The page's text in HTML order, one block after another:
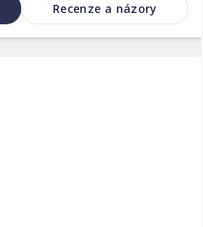
Recenze a názory